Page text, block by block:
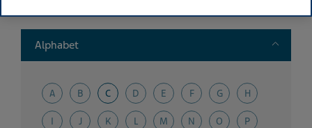
Filtres clairs
Alphabet Toggle
A B C D E F G H
I J K L M N O P